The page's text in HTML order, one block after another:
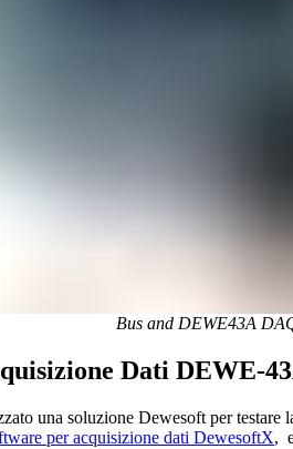
Bus and DEWE43A
Dati DEWE-
una soluzione Dewesoft per
per acquisizione dati DewesoftX,